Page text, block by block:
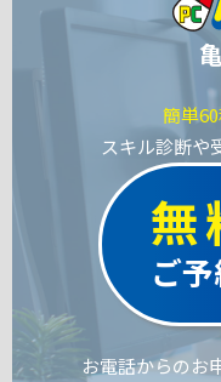
簡単
スキル診断や
無
ご
お電話からのお